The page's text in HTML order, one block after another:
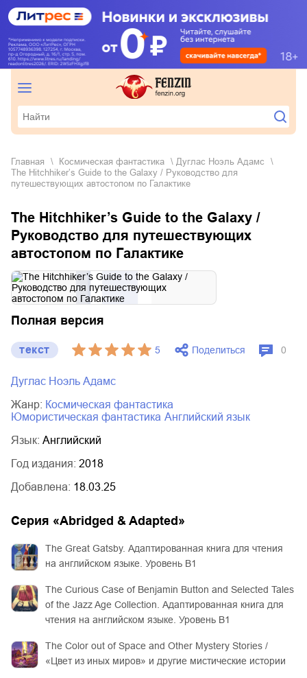
Главная космическая фантастика
Дуглас Ноэль Адамс
The Hitchhiker’s Guide to the Galaxy / Руководство для
путешествующих автостопом по Галактике
The Hitchhiker’s Guide to the Galaxy /
Руководство для путешествующих
автостопом по Галактике
Полная версия
текст 5 Поделиться 0
Дуглас Ноэль Адамс
Жанр:
космическая фантастика
юмористическая фантастика
английский язык
Язык: Английский
Год издания: 2018
Добавлена: 18.03.25
Серия «Abridged & Adapted »
The Great Gatsby. Адаптированная книга для чтения
на английском языке. Уровень B1
The Curious Case of Benjamin Button and Selected Tales
of the Jazz Age Сollection. Адаптированная книга для
чтения на английском языке. Уровень B1
The Color out of Space and Other Mystery Stories /
«Цвет из иных миров» и другие мистические истории